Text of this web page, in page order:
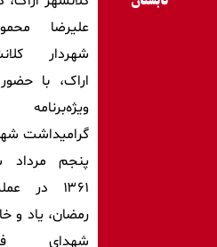
علیرضا
شهردار
اراک، با
ویژه‌برنامه
گرامیداشت
پنجم مرداد
۱۳۶۱ در
رمضان، یاد و
شهدای